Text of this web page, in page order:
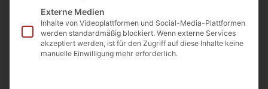
Langgöns ab 14 Tonnen
Beschreibung
Externe Medien
Inhalte von Videoplattformen und Social-Media-Plattformen
werden standardmäßig blockiert. Wenn externe Services
akzeptiert werden, ist für den Zugriff auf diese Inhalte keine
manuelle Einwilligung mehr erforderlich.